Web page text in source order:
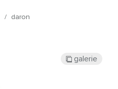
/ daron
galerie